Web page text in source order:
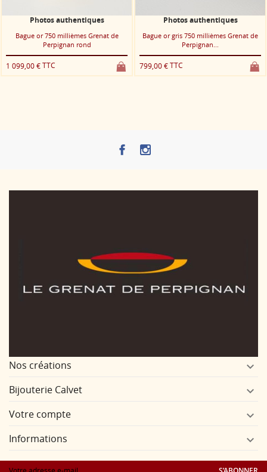
Grenat de
Photos authentiques
Bague or gris 750 millièmes Grenat de
Photos
Bague or 750
Nos créations 
Bijouterie Calvet 
Votre compte 
Informations 